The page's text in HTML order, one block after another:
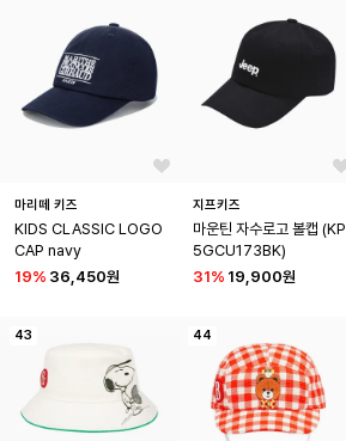
마리떼 키즈
KIDS CLASSIC LOGO
CAP navy
19% 36,450원
지프키즈
마운틴 자수로고 볼캡 (KP
5GCU173BK)
31% 19,900원
43 44